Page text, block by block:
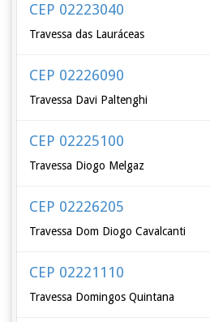
CEP 02223040
Travessa das Lauráceas
CEP 02226090
Travessa Davi Paltenghi
CEP 02225100
Travessa Diogo Melgaz
CEP 02226205
Travessa Dom Diogo Cavalcanti
CEP 02221110
Travessa Domingos Quintana